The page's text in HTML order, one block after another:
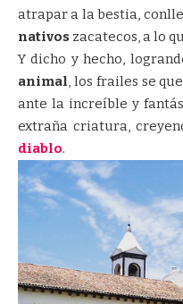
atrapar a la bestia,
nativos zacatecos, a lo
Y dicho y hecho,
animal, los frailes se
ante la increíble y
extraña criatura,
diablo.